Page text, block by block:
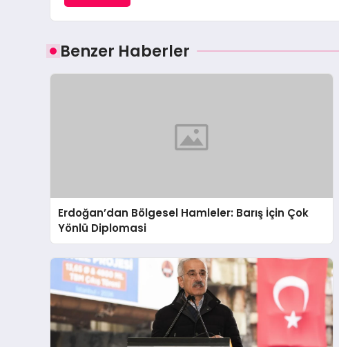
Benzer Haberler
Erdoğan’dan Bölgesel Hamleler: Barış İçin Çok
Yönlü Diplomasi